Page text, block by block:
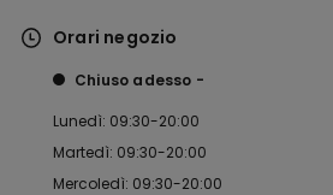
Orari negozio
Chiuso adesso
Lunedì: 09:30-20:00
Martedì: 09:30-20:00
Mercoledì: 09:30-20:00